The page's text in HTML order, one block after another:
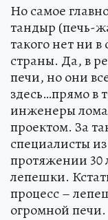
Но самое
тандыр (печь-
такого нет ни
страны. Да, в
печи, но они
здесь…прямо в
инженеры
проектом. За
специалисты
протяжении 30
лепешки.
процесс –
огромной печи.